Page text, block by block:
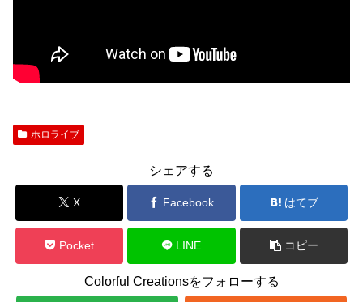
ホロライブ
シェアする
X Facebook はてブ
Pocket LINE コピー
Colorful Creationsをフォローする